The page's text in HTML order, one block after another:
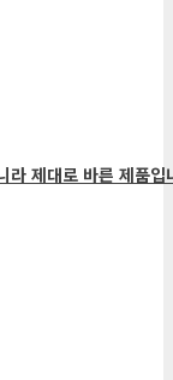
제대로 바른 제품입